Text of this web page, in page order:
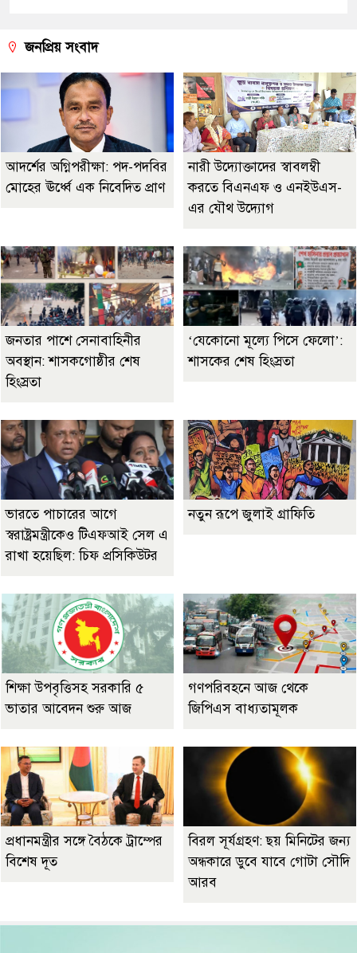
জনপ্রিয় সংবাদ
আদর্শের অগ্নিপরীক্ষা: পদ-পদবির
মোহের ঊর্ধ্বে এক নিবেদিত প্রাণ
নারী উদ্যোক্তাদের স্বাবলম্বী
করতে বিএনএফ ও এনইউএস-
এর যৌথ উদ্যোগ
জনতার পাশে সেনাবাহিনীর
অবস্থান: শাসকগোষ্ঠীর শেষ
হিংস্রতা
‘যেকোনো মূল্যে পিসে ফেলো’:
শাসকের শেষ হিংস্রতা
ভারতে পাচারের আগে
স্বরাষ্ট্রমন্ত্রীকেও টিএফআই সেল এ
রাখা হয়েছিল: চিফ প্রসিকিউটর
নতুন রূপে জুলাই গ্রাফিতি
শিক্ষা উপবৃত্তিসহ সরকারি ৫
ভাতার আবেদন শুরু আজ
গণপরিবহনে আজ থেকে
জিপিএস বাধ্যতামূলক
প্রধানমন্ত্রীর সঙ্গে বৈঠকে ট্রাম্পের
বিশেষ দূত
বিরল সূর্যগ্রহণ: ছয় মিনিটের জন্য
অন্ধকারে ডুবে যাবে গোটা সৌদি
আরব